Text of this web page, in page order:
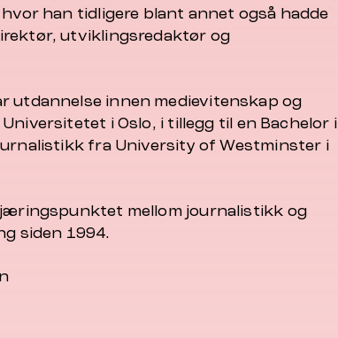
han tidligere blant annet også hadde
utviklingsredaktør og
utdannelse innen medievitenskap og
i Oslo, i tillegg til en Bachelor i
fra University of Westminster i
mellom journalistikk og
siden 1994.